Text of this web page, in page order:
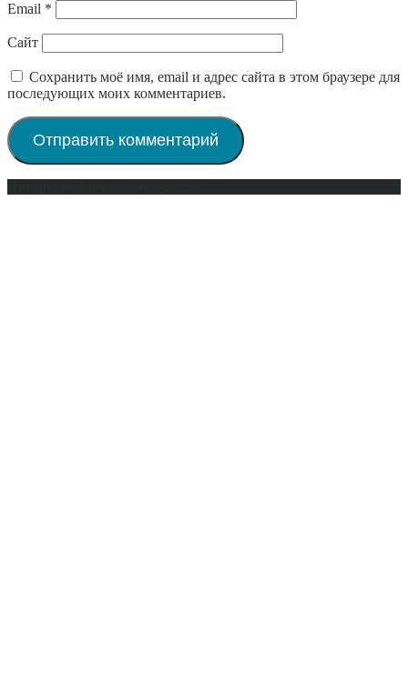
Email *
Сайт
Сохранить моё имя, email и адрес сайта в этом браузере для
последующих моих комментариев.